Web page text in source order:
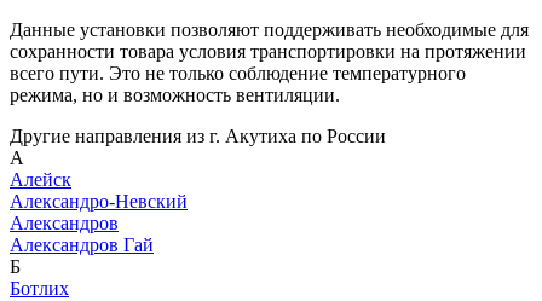
Данные установки позволяют поддерживать необходимые для
сохранности товара условия транспортировки на протяжении
всего пути. Это не только соблюдение температурного
режима, но и возможность вентиляции.
Другие направления из г. Акутиха по России
А
Алейск
Александро-Невский
Александров
Александров Гай
Б
Ботлих